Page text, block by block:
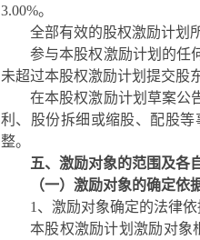
3.00%。
全部有效的股权激励计划
参与本股权激励计划的任
未超过本股权激励计划提交股
在本股权激励计划草案公
利、股份拆细或缩股、配股
整。
五、激励对象的范围及各
（一）激励对象的确定依
1 、激励对象确定的法律依
本股权激励计划激励对象